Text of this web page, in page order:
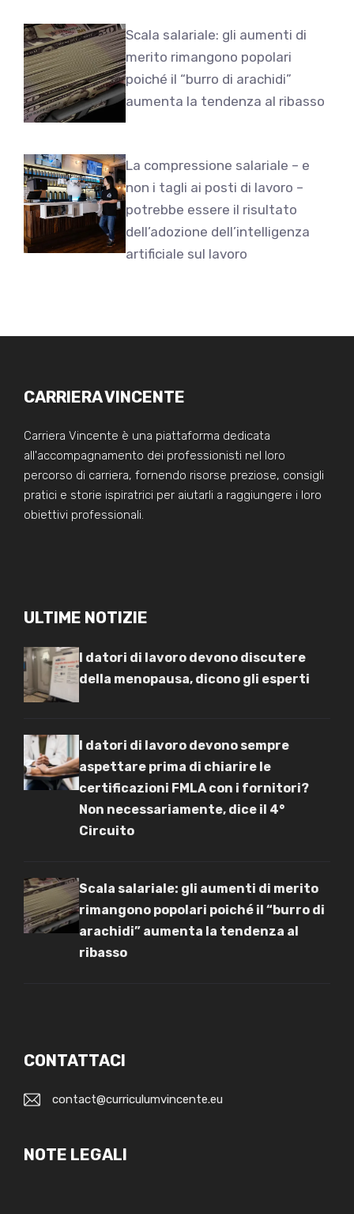
Scala salariale: gli aumenti di
merito rimangono popolari
poiché il “burro di arachidi”
aumenta la tendenza al ribasso
La compressione salariale – e
non i tagli ai posti di lavoro –
potrebbe essere il risultato
dell’adozione dell’intelligenza
artificiale sul lavoro
CARRIERA VINCENTE
Carriera Vincente è una piattaforma dedicata
all'accompagnamento dei professionisti nel loro
percorso di carriera, fornendo risorse preziose, consigli
pratici e storie ispiratrici per aiutarli a raggiungere i loro
obiettivi professionali.
ULTIME NOTIZIE
I datori di lavoro devono discutere
della menopausa, dicono gli esperti
I datori di lavoro devono sempre
aspettare prima di chiarire le
certificazioni FMLA con i fornitori?
Non necessariamente, dice il 4°
Circuito
Scala salariale: gli aumenti di merito
rimangono popolari poiché il “burro di
arachidi” aumenta la tendenza al
ribasso
CONTATTACI
contact@curriculumvincente.eu
NOTE LEGALI